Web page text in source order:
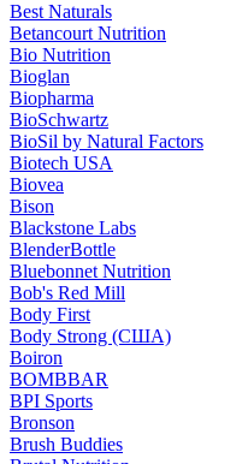
Best Naturals
Betancourt Nutrition
Bio Nutrition
Bioglan
Biopharma
BioSchwartz
BioSil by Natural Factors
Biotech USA
Biovea
Bison
Blackstone Labs
BlenderBottle
Bluebonnet Nutrition
Bob's Red Mill
Body First
Body Strong (США)
Boiron
BOMBBAR
BPI Sports
Bronson
Brush Buddies